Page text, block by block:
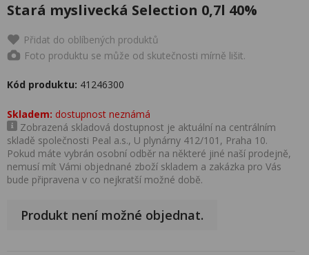
Stará myslivecká Selection 0,7l 40%
Přidat do oblíbených produktů
Foto produktu se může od skutečnosti mírně lišit.
Kód produktu: 41246300
Skladem: dostupnost neznámá
Zobrazená skladová dostupnost je aktuální na centrálním
skladě společnosti Peal a.s., U plynárny 412/101, Praha 10.
Pokud máte vybrán osobní odběr na některé jiné naší prodejně,
nemusí mít Vámi objednané zboží skladem a zakázka pro Vás
bude připravena v co nejkratší možné době.
Produkt není možné objednat.